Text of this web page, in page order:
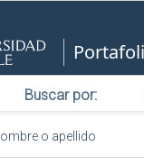
Buscar por:
o apellido